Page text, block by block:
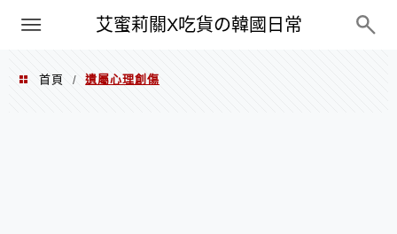
艾蜜莉關X吃貨の韓國日常
PXN
首頁 / 遺屬心理創傷